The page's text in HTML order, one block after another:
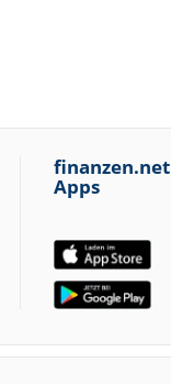
finanzen.net
Apps